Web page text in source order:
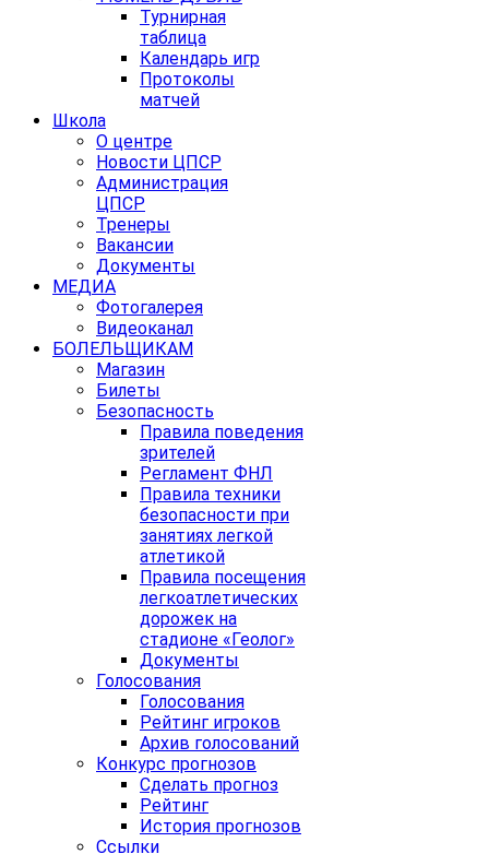
Турнирная
таблица
Календарь игр
Протоколы
матчей
Школа
О центре
Новости ЦПСР
Администрация
ЦПСР
Тренеры
Вакансии
Документы
МЕДИА
Фотогалерея
Видеоканал
БОЛЕЛЬЩИКАМ
Магазин
Билеты
Безопасность
Правила поведения
зрителей
Регламент ФНЛ
Правила техники
безопасности при
занятиях легкой
атлетикой
Правила посещения
легкоатлетических
дорожек на
стадионе «Геолог»
Документы
Голосования
Голосования
Рейтинг игроков
Архив голосований
Конкурс прогнозов
Сделать прогноз
Рейтинг
История прогнозов
Ссылки